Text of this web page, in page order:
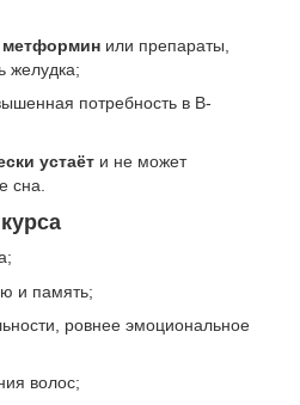
метформин или препараты,
желудка;
потребность в B-
устаёт и не может
сна.
и память;
ровнее эмоциональное
волос;